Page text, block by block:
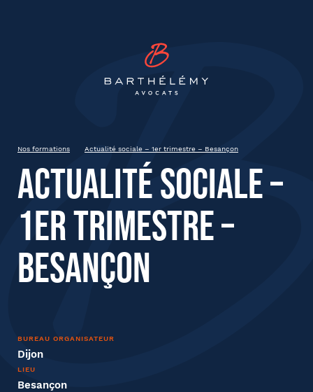
Nos formations Actualité sociale – 1er trimestre – Besançon
Actualité sociale –
1er trimestre –
Besançon
BUREAU ORGANISATEUR
Dijon
LIEU
Besançon
Actualité sociale – 1er trimestre
de 9h à 13h
État civil
Prénom